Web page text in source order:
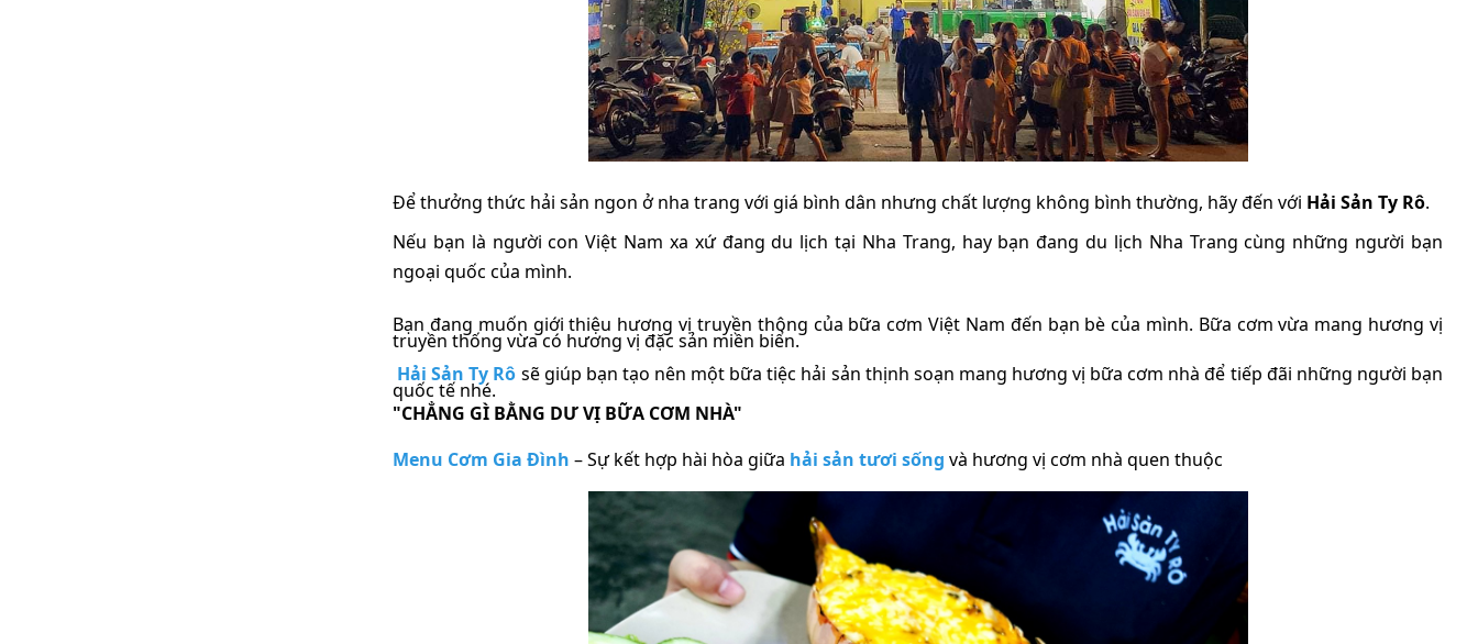
Để thưởng thức hải sản ngon ở nha trang với giá bình dân nhưng chất lượng không bình thường, hãy đến với Hải Sản Ty Rô.
Nếu bạn là người con Việt Nam xa xứ đang du lịch tại Nha Trang, hay bạn đang du lịch Nha Trang cùng những người bạn
ngoại quốc của mình.
Bạn đang muốn giới thiệu hương vị truyền thông của bữa cơm Việt Nam đến bạn bè của mình. Bữa cơm vừa mang hương vị
truyền thống vừa có hương vị đặc sản miền biển.
Hải Sản Ty Rô sẽ giúp bạn tạo nên một bữa tiệc hải sản thịnh soạn mang hương vị bữa cơm nhà để tiếp đãi những người bạn
quốc tế nhé.
"CHẲNG GÌ BẰNG DƯVỊ BỮA CƠM NHÀ"
Menu Cơm Gia Đình – Sự kết hợp hài hòa giữa hải sản tươi sống và hương vị cơm nhà quen thuộc